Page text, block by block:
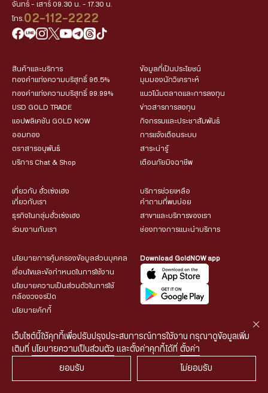
จันทร์ - เสาร์ 09.30 น. - 17.30 น.
โทร. 02-112-2222
สินค้าและบริการ
ทองคำแท่งความบริสุทธิ์ 96.5%
ทองคำแท่งความบริสุทธิ์ 99.99%
USD GOLD TRADE
แอปพลิเคชัน GOLD NOW
ออมทอง
ตราสารอนุพันธ์
บริการ Chat & Shop
ข้อมูลที่เป็นประโยชน์
มุมมองนักวิเคราะห์
แนวโน้มตลาดและการลงทุน
ข่าวสารการลงทุน
กิจกรรมและประชาสัมพันธ์
การแจ้งเตือนระบบ
สาระน่ารู้
เตือนภัยมิจฉาชีพ
เกี่ยวกับ ฮั่วเซ่งเฮง
เกี่ยวกับเรา
ธุรกิจในกลุ่มฮั่วเซ่งเฮง
ร่วมงานกับเรา
บริการช่วยเหลือ
คำถามที่พบบ่อย
สาขาและบริการของเรา
ช่องทางการแนะนำบริการ
นโยบายการคุ้มครองข้อมูลส่วนบุคคล
เงื่อนไขและข้อกำหนดในการใช้งาน
นโยบายความเป็นส่วนตัวในการใช้
กล้องวงจรปิด
นโยบายคุ้กกี้
Download GoldNOW app
© 2026 HUA SENG HENG CO.,LTD. All rights reserved.| Web::*
เว็บไซต์นี้ใช้คุกกี้เพื่อปรับปรุงประสบการณ์การใช้งาน กรุณาดูข้อมูลเพิ่ม
เติมที่ นโยบายความเป็นส่วนตัว และตั้งค่าคุกกี้ได้ที่ ตั้งค่า
ไม่ยอมรับ
ยอมรับ